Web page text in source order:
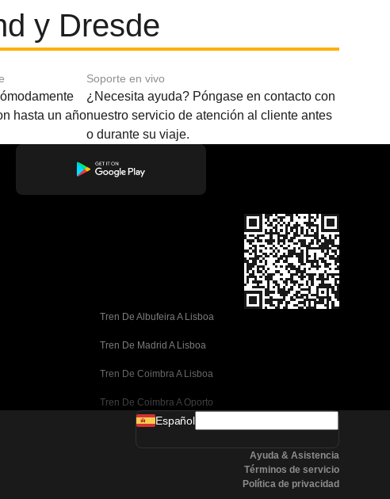
y Dresde
hasta un año
Soporte en vivo
¿Necesita ayuda? Póngase en contacto con
nuestro servicio de atención al cliente antes
o durante su viaje.
Tren De Albufeira A Lisboa
Tren De Madrid A Lisboa
Tren De Coimbra A Lisboa
Tren De Coimbra A Oporto
Tren De Valencia A Barcelona
Español
Ayuda & Asistencia
Términos de servicio
Política de privacidad